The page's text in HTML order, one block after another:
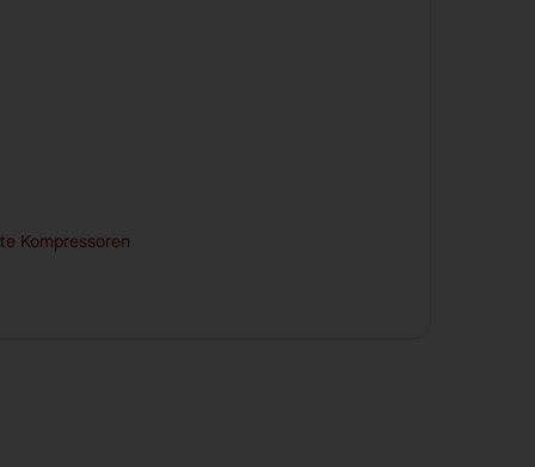
Kompressoren